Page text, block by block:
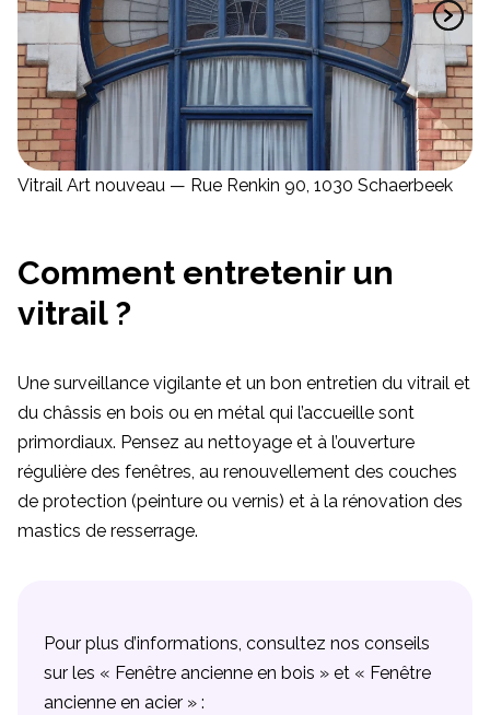
Vitrail Art nouveau — Rue Renkin 90, 1030 Schaerbeek
Comment entretenir un
vitrail ?
Une surveillance vigilante et un bon entretien du vitrail et
du châssis en bois ou en métal qui l’accueille sont
primordiaux. Pensez au nettoyage et à l’ouverture
régulière des fenêtres, au renouvellement des couches
de protection (peinture ou vernis) et à la rénovation des
mastics de resserrage.
Pour plus d’informations, consultez nos conseils
sur les « Fenêtre ancienne en bois » et « Fenêtre
ancienne en acier » :